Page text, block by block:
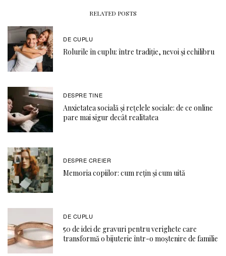
RELATED POSTS
DE CUPLU
Rolurile în cuplu: între tradiție, nevoi și echilibru
DESPRE TINE
Anxietatea socială și rețelele sociale: de ce online
pare mai sigur decât realitatea
DESPRE CREIER
Memoria copiilor: cum rețin și cum uită
DE CUPLU
50 de idei de gravuri pentru verighete care
transformă o bijuterie într-o moștenire de familie